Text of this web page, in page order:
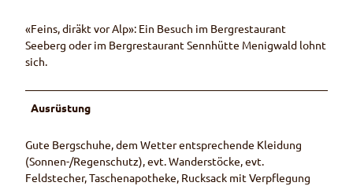
«Feins, diräkt vor Alp»: Ein Besuch im Bergrestaurant
Seeberg oder im Bergrestaurant Sennhütte Menigwald lohnt
sich.
Ausrüstung
Gute Bergschuhe, dem Wetter entsprechende Kleidung
(Sonnen-/Regenschutz), evt. Wanderstöcke, evt.
Feldstecher, Taschenapotheke, Rucksack mit Verpflegung